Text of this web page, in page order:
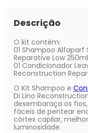
Descrição
O kit contém:
01 Shampoo Alfaparf
Reparative Low 250ml
01 Condicionador
Reconstruction
O Kit Shampoo e
Di Lino
desembaraça os
fáceis de pentear
córtex capilar,
luminosidade.